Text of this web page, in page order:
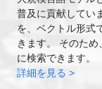
普及に貢献してい
を、ベクトル形式
きます。 そのた
に検索できます。
詳細を見る >